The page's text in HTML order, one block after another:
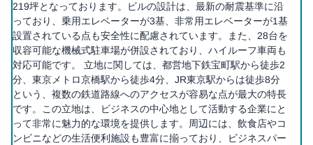
219坪となっております。ビルの設計は、最新の耐震基準に沿
っており、乗用エレベーターが3基、非常用エレベーターが1基
設置されている点も安全性に配慮されています。また、28台を
収容可能な機械式駐車場が併設されており、ハイルーフ車両も
対応可能です。 立地に関しては、都営地下鉄宝町駅から徒歩2
分、東京メトロ京橋駅から徒歩4分、JR東京駅からは徒歩8分
という、複数の鉄道路線へのアクセスが容易な点が最大の特長
です。この立地は、ビジネスの中心地として活動する企業にと
って非常に魅力的な環境を提供します。周辺には、飲食店やコ
ンビニなどの生活便利施設も豊富に揃っており、ビジネスパー